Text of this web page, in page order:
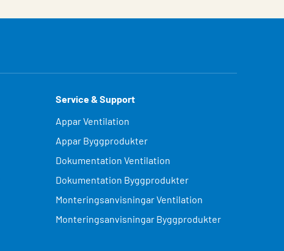
Service & Support
Appar Ventilation
Appar Byggprodukter
Dokumentation Ventilation
Dokumentation Byggprodukter
Monteringsanvisningar Ventilation
Monteringsanvisningar Byggprodukter